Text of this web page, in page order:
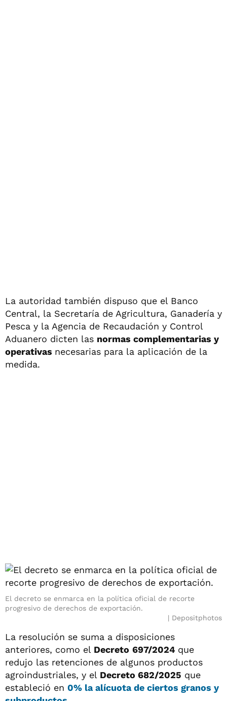
La autoridad también dispuso que el Banco
Central, la Secretaría de Agricultura, Ganadería y
Pesca y la Agencia de Recaudación y Control
Aduanero dicten las normas complementarias y
operativas necesarias para la aplicación de la
medida.
El decreto se enmarca en la política oficial de recorte
progresivo de derechos de exportación.
Depositphotos
La resolución se suma a disposiciones
anteriores, como el Decreto 697/2024 que
redujo las retenciones de algunos productos
agroindustriales, y el Decreto 682/2025 que
estableció en 0% la alícuota de ciertos granos y